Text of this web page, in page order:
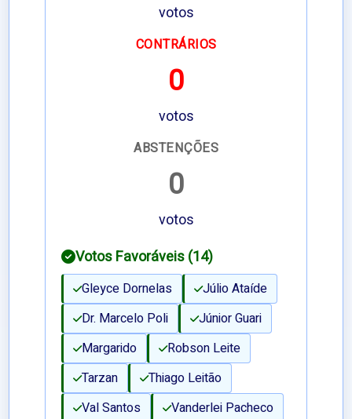
votos
CONTRÁRIOS
0
votos
ABSTENÇÕES
0
votos
Votos Favoráveis (14)
Gleyce Dornelas
Júlio Ataíde
Dr. Marcelo Poli
Júnior Guari
Margarido
Robson Leite
Tarzan
Thiago Leitão
Val Santos
Vanderlei Pacheco